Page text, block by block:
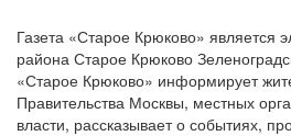
Газета «Старое Крюково»
района Старое Крюково
«Старое Крюково» информирует
Правительства Москвы, местных
власти, рассказывает о событиях,